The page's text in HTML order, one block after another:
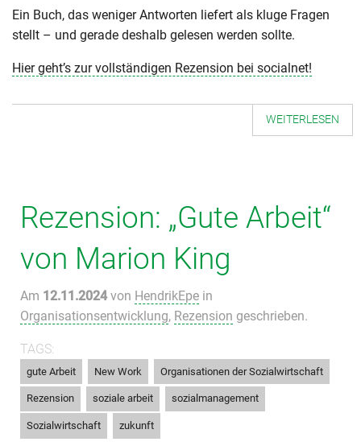
Ein Buch, das weniger Antworten liefert als kluge Fragen
stellt – und gerade deshalb gelesen werden sollte.
Hier geht’s zur vollständigen Rezension bei socialnet!
WEITERLESEN
Rezension: „Gute Arbeit“
von Marion King
Am 12.11.2024von HendrikEpe in
Organisationsentwicklung, Rezension geschrieben.
TAGS:
gute Arbeit New Work Organisationen der Sozialwirtschaft
Rezension soziale arbeit sozialmanagement
Sozialwirtschaft zukunft